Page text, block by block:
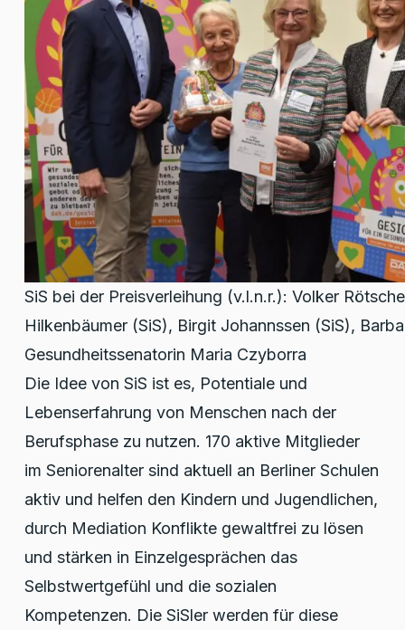
SiS bei der Preisverleihung (v.l.n.r.): Volker
Hilkenbäumer (SiS), Birgit Johannssen (SiS),
Gesundheitssenatorin Maria Czyborra
Die Idee von SiS ist es, Potentiale und
Lebenserfahrung von Menschen nach der
Berufsphase zu nutzen. 170 aktive Mitglieder
im Seniorenalter sind aktuell an Berliner Schulen
aktiv und helfen den Kindern und Jugendlichen,
durch Mediation Konflikte gewaltfrei zu lösen
und stärken in Einzelgesprächen das
Selbstwertgefühl und die sozialen
Kompetenzen. Die SiSler werden für diese